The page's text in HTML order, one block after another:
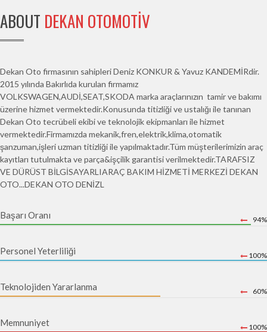
ABOUT DEKAN OTOMOTIV
Dekan Oto firmasının sahipleri Deniz KONKUR & Yavuz KANDEMİRdir.
2015 yılında Bakırlıda kurulan firmamız
VOLKSWAGEN,AUDİ,SEAT,SKODA marka araçlarınızın tamir ve bakımı
üzerine hizmet vermektedir.Konusunda titizliği ve ustalığı ile tanınan
Dekan Oto tecrübeli ekibi ve teknolojik ekipmanları ile hizmet
vermektedir.Firmamızda mekanik,fren,elektrik,klima,otomatik
şanzuman,işleri uzman titizliği ile yapılmaktadır.Tüm müşterilerimizin araç
kayıtları tutulmakta ve parça&işçilik garantisi verilmektedir.TARAFSIZ
VE DÜRÜST BİLGİSAYARLIARAÇ BAKIM HİZMETİ MERKEZİ DEKAN
OTO...DEKAN OTO DENİZL
Başarı Oranı 94%
Personel Yeterliliği 100%
Teknolojiden Yararlanma 60%
Memnuniyet 100%